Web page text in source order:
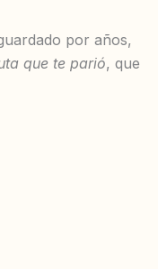
por años,
que te parió, que